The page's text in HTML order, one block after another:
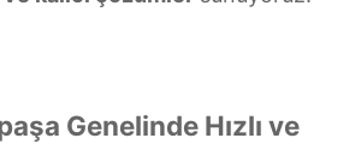
Genelinde Hızlı ve